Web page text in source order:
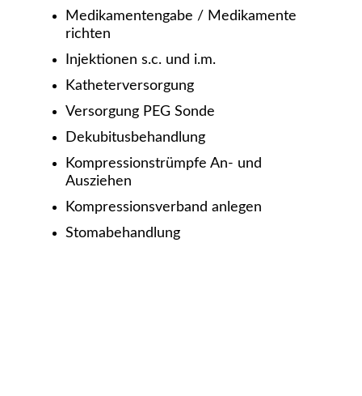
Medikamentengabe / Medikamente
richten
Injektionen s.c. und i.m.
Katheterversorgung
Versorgung PEG Sonde
Dekubitusbehandlung
Kompressionstrümpfe An- und
Ausziehen
Kompressionsverband anlegen
Stomabehandlung